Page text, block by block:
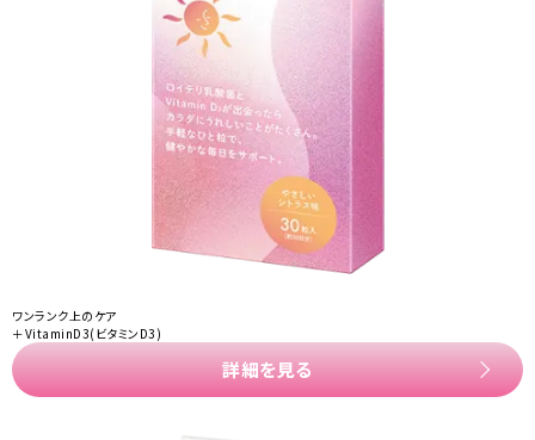
ワンランク上のケア
＋VitaminD3(ビタミンD3)
詳細を見る